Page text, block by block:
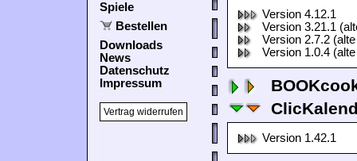
Spiele
Bestellen
Downloads
News
Datenschutz
Impressum
Vertrag widerrufen
Version 4.12.1
Version 3.21.1
Version 2.7.2
Version 1.0.4
Version 1.42.1